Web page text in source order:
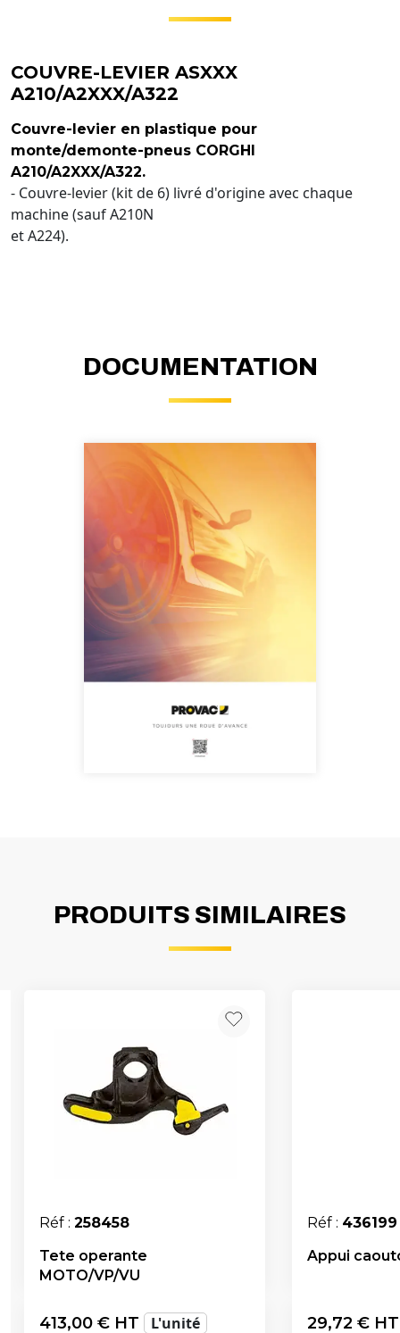
COUVRE-LEVIER ASXXX
A210/A2XXX/A322
Couvre-levier en plastique pour
monte/demonte-pneus CORGHI
A210/A2XXX/A322.
- Couvre-levier (kit de 6) livré d'origine avec chaque
machine (sauf A210N
et A224).
DOCUMENTATION
PRODUITS SIMILAIRES
Réf : 258458
Tete operante
MOTO/VP/VU
413,00 € HT L'unité
Réf : 436199
Appui
29,72 €